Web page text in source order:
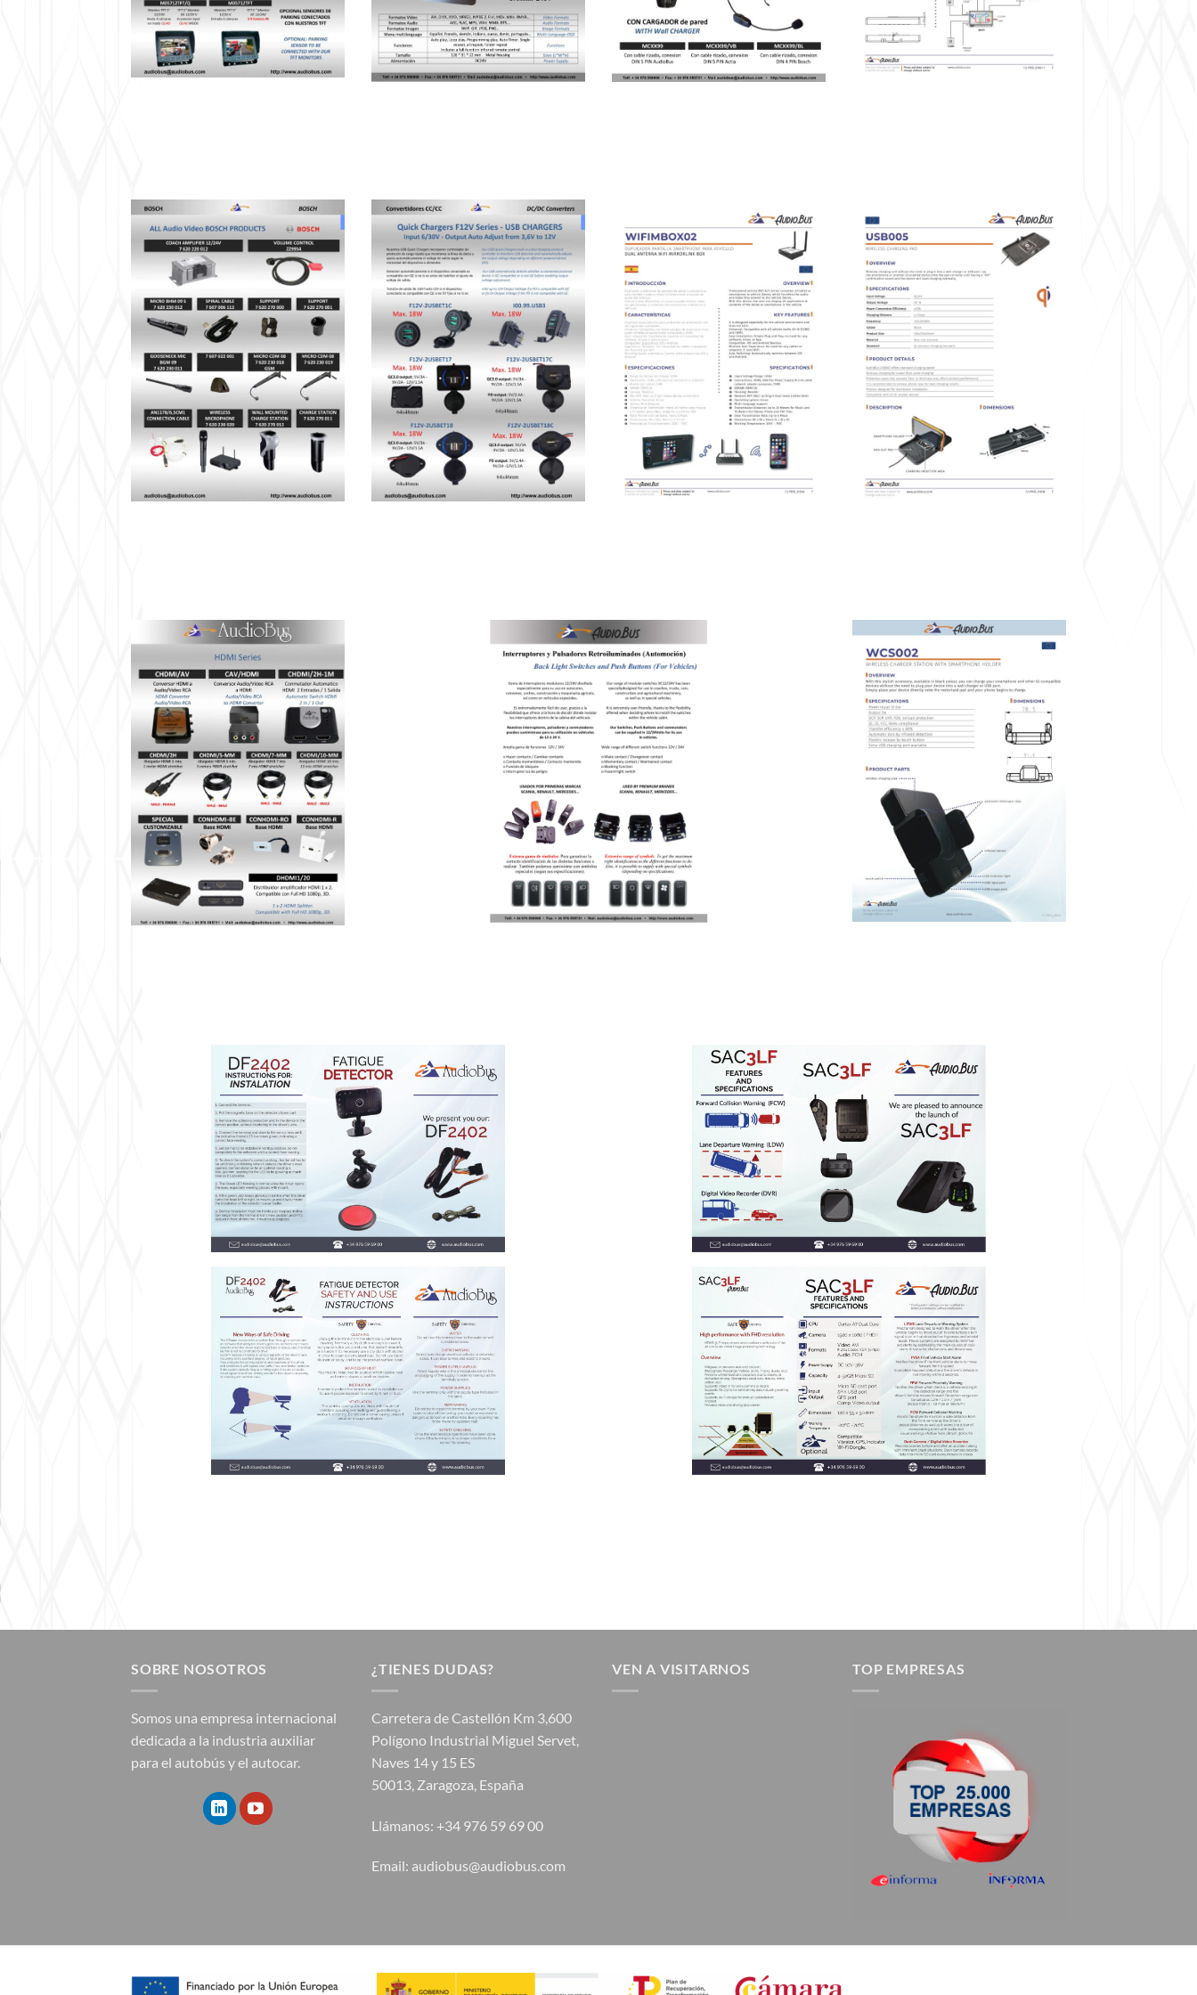
SOBRE NOSOTROS
Somos una empresa internacional
dedicada a la industria auxiliar
para el autobús y el autocar.
¿TIENES DUDAS?
Carretera de Castellón Km 3,600
Polígono Industrial Miguel Servet,
Naves 14 y 15 ES
50013, Zaragoza, España
Llámanos: +34 976 59 69 00
Email: audiobus@audiobus.com
VEN A VISITARNOS TOP EMPRESAS